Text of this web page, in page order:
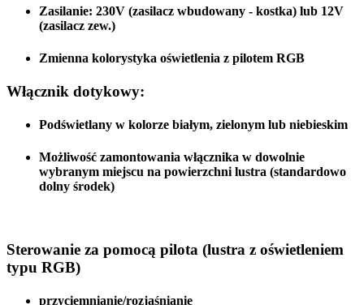
Zasilanie: 230V (zasilacz wbudowany - kostka) lub 12V
(zasilacz zew.)
Zmienna kolorystyka oświetlenia z pilotem RGB
Włącznik dotykowy:
Podświetlany w kolorze białym, zielonym lub niebieskim
Możliwość zamontowania włącznika w dowolnie
wybranym miejscu na powierzchni lustra (standardowo
dolny środek)
Sterowanie za pomocą pilota (lustra z oświetleniem
typu RGB)
przyciemnianie/rozjaśnianie